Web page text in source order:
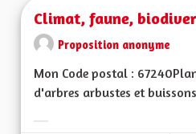
Climat, faune,
Proposition anonyme
Mon Code postal :
d'arbres arbustes et